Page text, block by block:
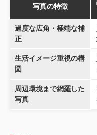
写真の特徴
過度な広角・極端な補
正
生活イメージ重視の構
図
周辺環境まで網羅した
写真